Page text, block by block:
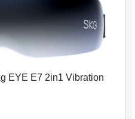
EYE E7 2in1 Vibration